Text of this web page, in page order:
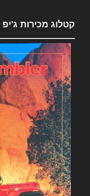
קטלוג מכירות ג'יפ 1981